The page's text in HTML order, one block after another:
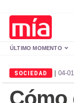
ÚLTIMO MOMENTO
SOCIEDAD | 04-
Cómo